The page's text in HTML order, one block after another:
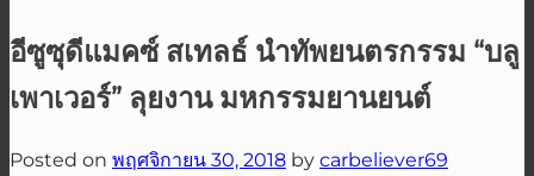
อีซูซุดีแมคซ์ สเทลธ์ นำทัพยนตรกรรม “บลู
เพาเวอร์” ลุยงาน มหกรรมยานยนต์
Posted on พฤศจิกายน 30, 2018 by carbeliever69